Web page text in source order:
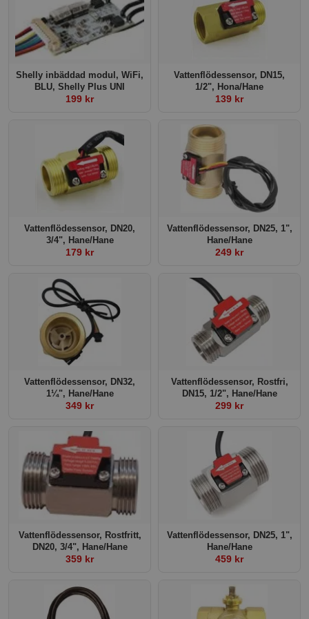
Shelly inbäddad modul, WiFi,
BLU, Shelly Plus UNI
199 kr
Vattenflödessensor, DN15,
1/2", Hona/Hane
139 kr
Vattenflödessensor, DN20,
3/4", Hane/Hane
179 kr
Vattenflödessensor, DN25, 1",
Hane/Hane
249 kr
Vattenflödessensor, DN32,
1¼", Hane/Hane
349 kr
Vattenflödessensor, Rostfri,
DN15, 1/2", Hane/Hane
299 kr
Vattenflödessensor, Rostfritt,
DN20, 3/4", Hane/Hane
359 kr
Vattenflödessensor, DN25, 1",
Hane/Hane
459 kr